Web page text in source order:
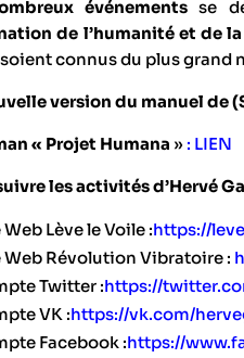
événementsse
de l’humanité et de
soient connus du plus grand
version du manuel de
« Projet Humana » : LIEN
les activités d’Hervé
Lève le Voile :https://
Web Révolution Vibratoire :
Twitter :https://
VK :https://vk.com/
Facebook :https://